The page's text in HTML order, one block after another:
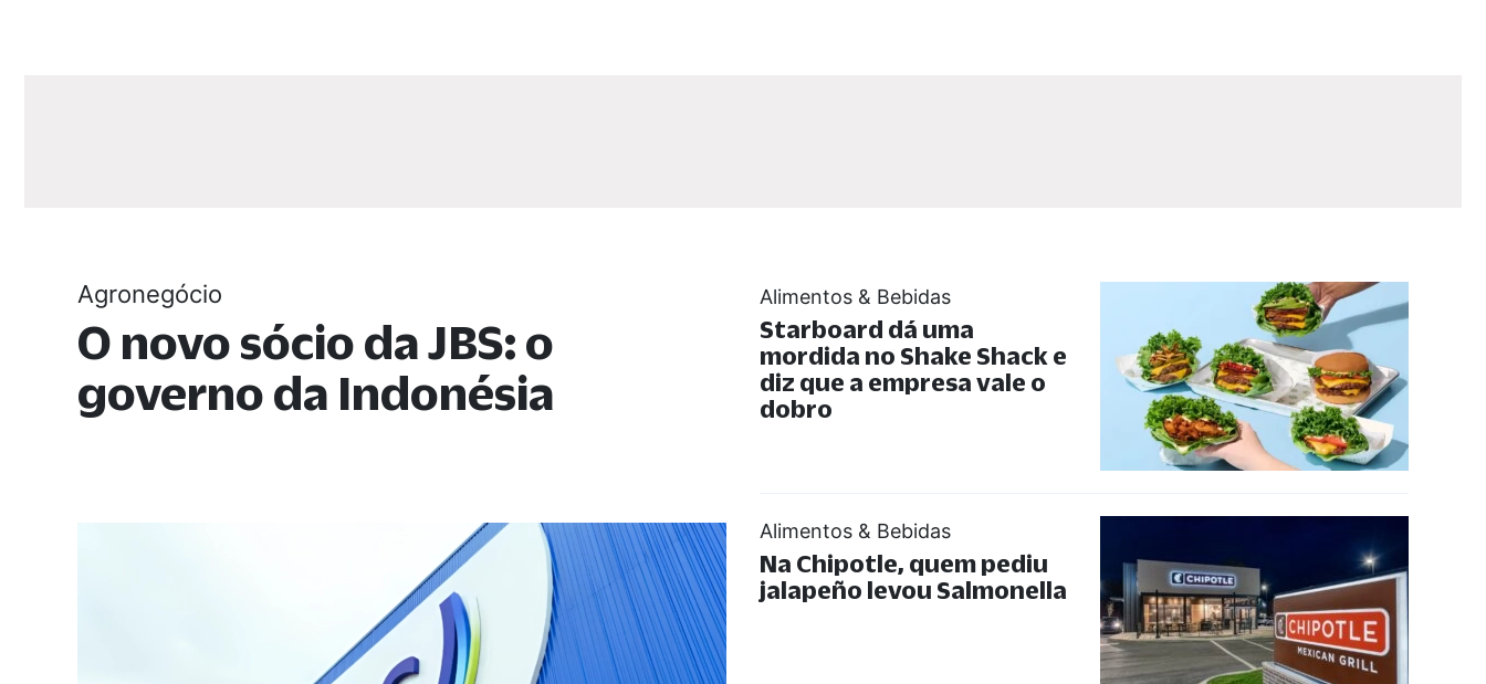
Agronegócio
O novo sócio da JBS: o
governo da Indonésia
Alimentos & Bebidas
Starboard dá uma
mordida no Shake Shack e
diz que a empresa vale o
dobro
Alimentos & Bebidas
Na Chipotle, quem pediu
jalapeño levou Salmonella